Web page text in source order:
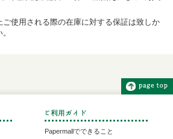
使用される際の在庫に対する保証は致しか
Papermallでできること